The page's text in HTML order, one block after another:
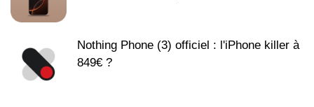
Nothing Phone (3) officiel : l'iPhone killer à
849€ ?